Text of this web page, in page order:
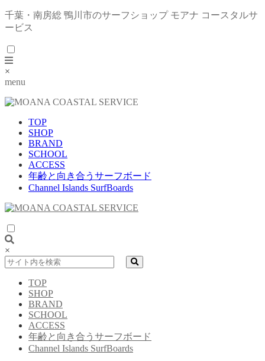
千葉・南房総 鴨川市のサーフショップ モアナ コースタルサ
ービス
×
menu
TOP
SHOP
BRAND
SCHOOL
ACCESS
年齢と向き合うサーフボード
Channel Islands SurfBoards
×
TOP
SHOP
BRAND
SCHOOL
ACCESS
年齢と向き合うサーフボード
Channel Islands SurfBoards